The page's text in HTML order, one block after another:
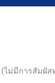
ไม่มีการสัมผัส